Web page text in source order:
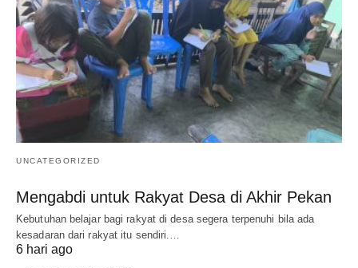
UNCATEGORIZED
Mengabdi untuk Rakyat Desa di Akhir Pekan
Kebutuhan belajar bagi rakyat di desa segera terpenuhi bila ada
kesadaran dari rakyat itu sendiri.…
6 hari ago